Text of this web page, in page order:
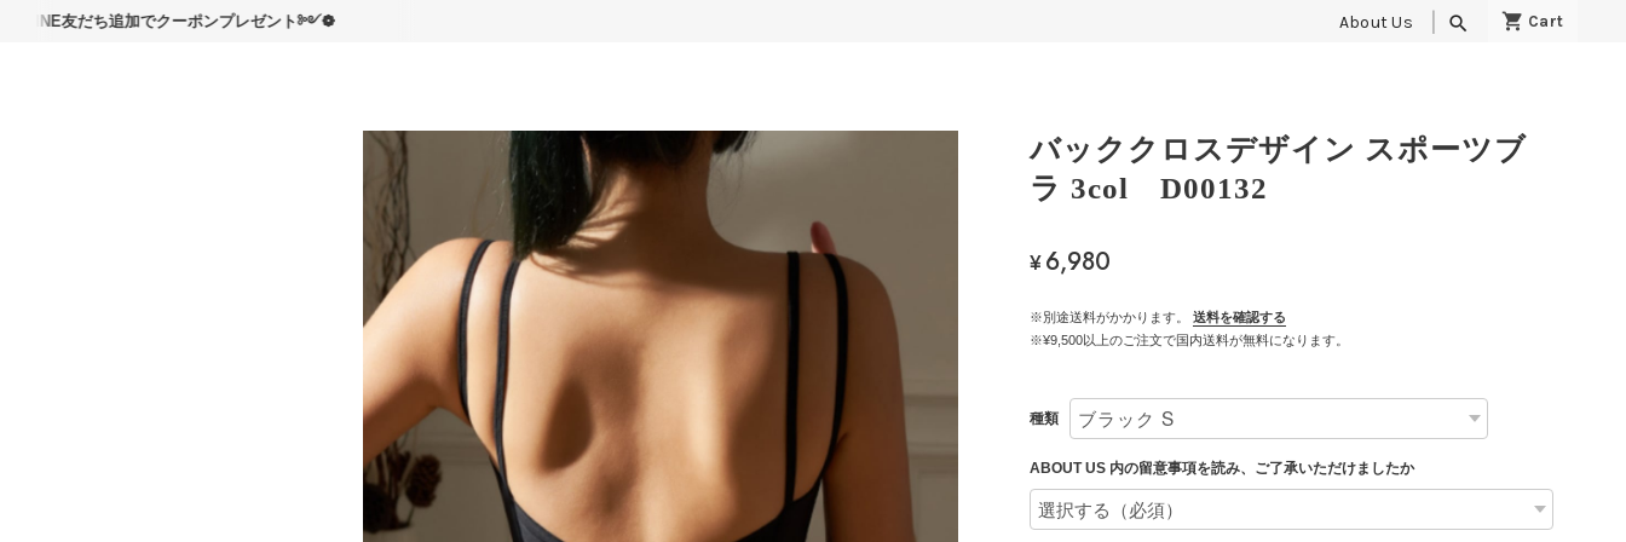
ち追加でクーポンプレゼント༻❁ About Us search
バッククロスデザイン スポーツブ
ラ 3col D00132
¥6,980
※別途送料がかかります。
送料を確認する
※¥9,500以上のご注文で国内送料が無料になります。
種類
ABOUT US 内の留意事項を読み、ご了承いただけましたか